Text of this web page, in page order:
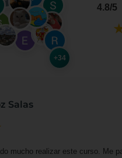
+34
4.8/5
Salas
mucho realizar este curso. Me